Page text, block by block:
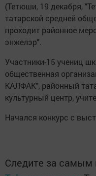
(Тетюши, 19 декабря,
татарской средней
проходит районное
энжелэр".
Участники-15 учениц
общественная
КАЛФАК", районный
культурный центр,
Начался конкурс с
Следите за